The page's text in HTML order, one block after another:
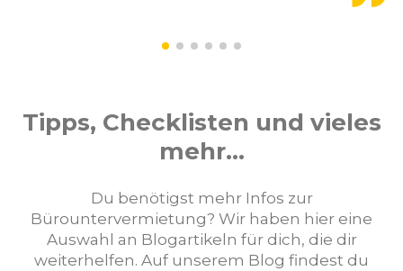
Tipps, Checklisten und vieles
mehr...
Du benötigst mehr Infos zur
Bürountervermietung? Wir haben hier eine
Auswahl an Blogartikeln für dich, die dir
weiterhelfen. Auf unserem Blog findest du